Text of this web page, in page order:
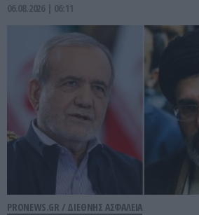
06.08.2026 | 06:11
PRONEWS.GR / ΔΙΕΘΝΗΣ ΑΣΦΑΛΕΙΑ